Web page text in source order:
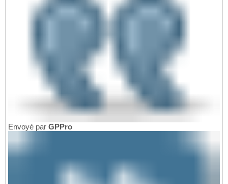
Envoyé par GPPro